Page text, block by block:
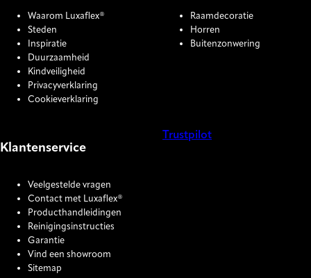
Waarom Luxaflex®
Steden
Inspiratie
Duurzaamheid
Kindveiligheid
Privacyverklaring
Cookieverklaring
Raamdecoratie
Horren
Buitenzonwering
Klantenservice
Veelgestelde vragen
Contact met Luxaflex®
Producthandleidingen
Reinigingsinstructies
Garantie
Vind een showroom
Sitemap
Trustpilot